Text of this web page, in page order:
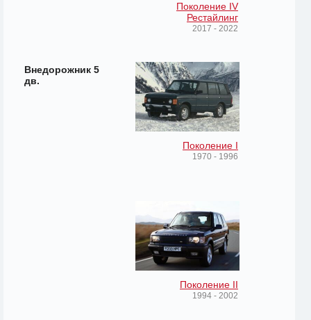
Поколение IV
Рестайлинг
2017 - 2022
Внедорожник 5
дв.
Поколение I
1970 - 1996
Поколение II
1994 - 2002